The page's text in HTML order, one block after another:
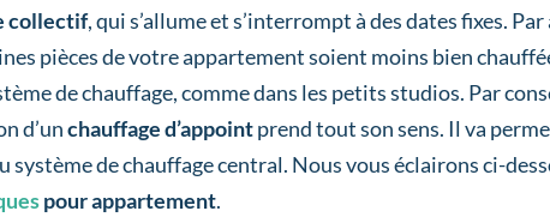
collectif, qui s’allume et s’interrompt à des dates fixes.
pièces de votre appartement soient moins bien
de chauffage, comme dans les petits studios. Par
d’unchauffage d’appointprend tout son sens. Il va
système de chauffage central. Nous vous éclairons ci-
pour appartement.